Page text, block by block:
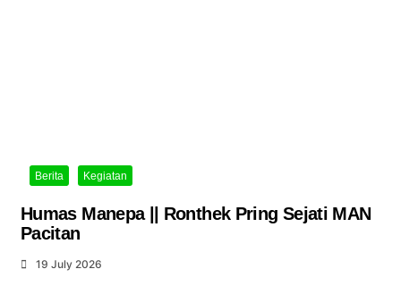
Berita Kegiatan
Humas Manepa || Ronthek Pring Sejati MAN
Pacitan
19 July 2026